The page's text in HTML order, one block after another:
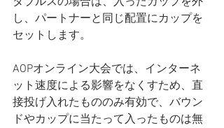
し、パートナーと同じ配置にカップを
セットします。
AOPオンライン大会では、インターネ
ット速度による影響をなくすため、直
接投げ入れたもののみ有効で、バウン
ドやカップに当たって入ったものは無